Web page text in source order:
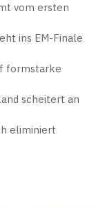
vom ersten
ins EM-Finale
formstarke
scheitert an
eliminiert